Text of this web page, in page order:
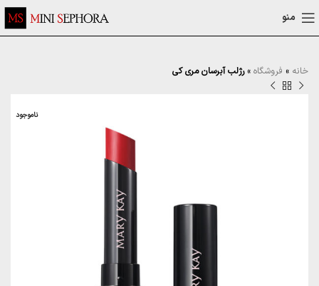
منو
خانه » فروشگاه »رژلب آبرسان مری کی
ناموجود